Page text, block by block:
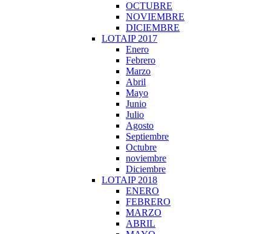
OCTUBRE
NOVIEMBRE
DICIEMBRE
LOTAIP 2017
Enero
Febrero
Marzo
Abril
Mayo
Junio
Julio
Agosto
Septiembre
Octubre
noviembre
Diciembre
LOTAIP 2018
ENERO
FEBRERO
MARZO
ABRIL